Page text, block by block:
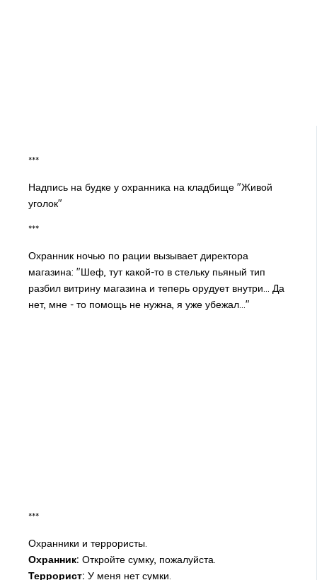
***
Надпись на будке у охранника на кладбище "Живой
уголок"
***
Охранник ночью по рации вызывает директора
магазина: "Шеф, тут какой-то в стельку пьяный тип
разбил витрину магазина и теперь орудует внутри... Да
нет, мне - то помощь не нужна, я уже убежал..."
***
Охранники и террористы.
Охранник: Откройте сумку, пожалуйста.
Террорист: У меня нет сумки.